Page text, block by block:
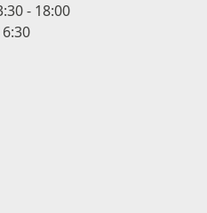
- 18:00